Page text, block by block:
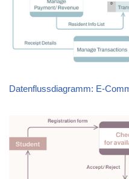
Datenflussdiagramm: E-